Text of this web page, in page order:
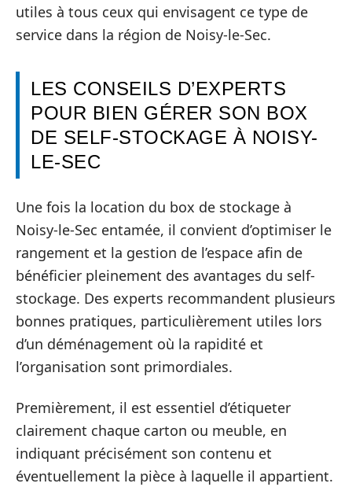
utiles à tous ceux qui envisagent ce type de
service dans la région de Noisy-le-Sec.
LES CONSEILS D’EXPERTS
POUR BIEN GÉRER SON BOX
DE SELF-STOCKAGE À NOISY-
LE-SEC
Une fois la location du box de stockage à
Noisy-le-Sec entamée, il convient d’optimiser le
rangement et la gestion de l’espace afin de
bénéficier pleinement des avantages du self-
stockage. Des experts recommandent plusieurs
bonnes pratiques, particulièrement utiles lors
d’un déménagement où la rapidité et
l’organisation sont primordiales.
Premièrement, il est essentiel d’étiqueter
clairement chaque carton ou meuble, en
indiquant précisément son contenu et
éventuellement la pièce à laquelle il appartient.